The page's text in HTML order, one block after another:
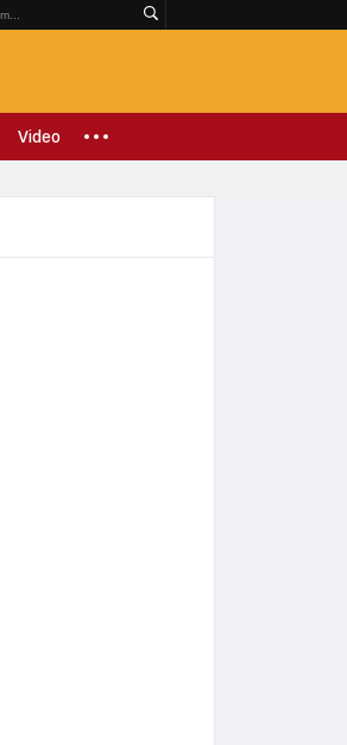
Video